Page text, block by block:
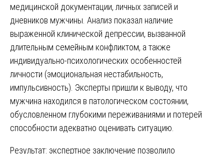
медицинской документации, личных записей и
дневников мужчины. Анализ показал наличие
выраженной клинической депрессии, вызванной
длительным семейным конфликтом, а также
индивидуально-психологических особенностей
личности (эмоциональная нестабильность,
импульсивность). Эксперты пришли к выводу, что
мужчина находился в патологическом состоянии,
обусловленном глубокими переживаниями и потерей
способности адекватно оценивать ситуацию.
Результат: экспертное заключение позволило